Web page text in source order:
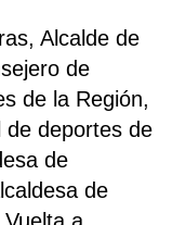
Alcalde de
de
de la Región,
de deportes de
de
de